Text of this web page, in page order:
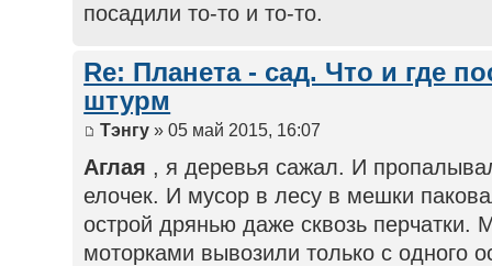
посадили то-то и то-то.
Re: Планета - сад. Что и где
штурм
Тэнгу » 05 май 2015, 16:07
Аглая , я деревья сажал. И
елочек. И мусор в лесу в мешки
острой дрянью даже сквозь
моторками вывозили только с одного